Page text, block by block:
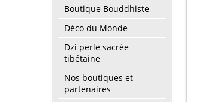
Boutique Bouddhiste
Déco du Monde
Dzi perle sacrée
tibétaine
Nos boutiques et
partenaires